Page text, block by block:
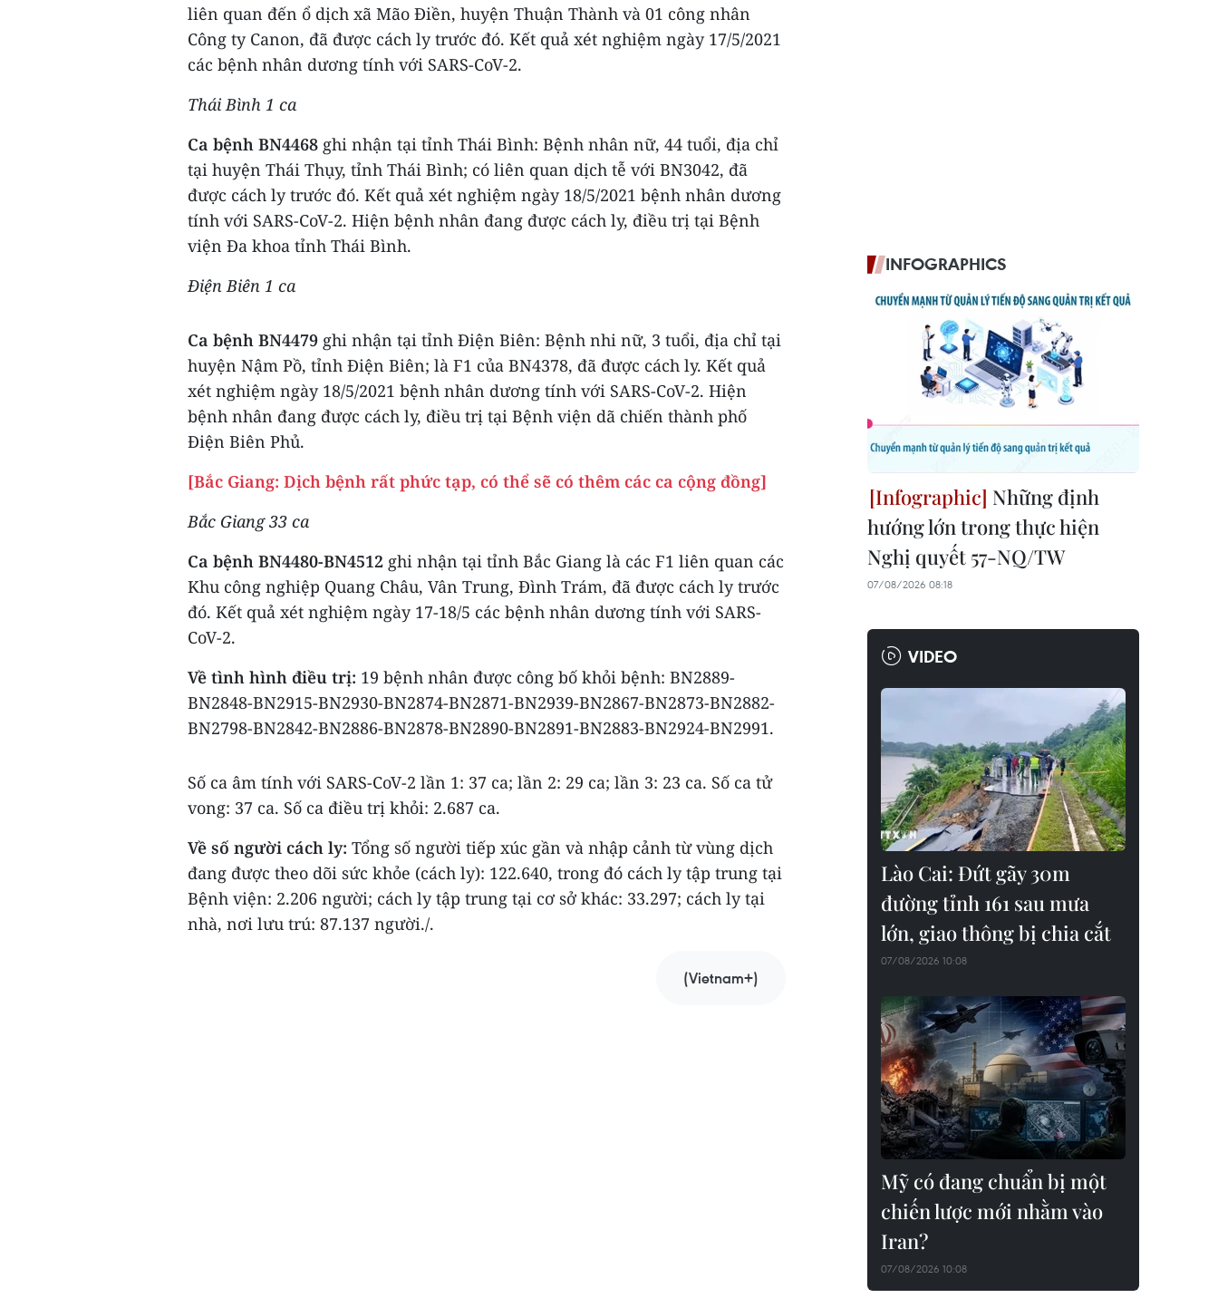
liên quan đến ổ dịch xã Mão Điền, huyện Thuận Thành và 01 công nhân
Công ty Canon, đã được cách ly trước đó. Kết quả xét nghiệm ngày 17/5/2021
các bệnh nhân dương tính với SARS-CoV-2.
Thái Bình 1 ca
Ca bệnh BN4468 ghi nhận tại tỉnh Thái Bình: Bệnh nhân nữ, 44 tuổi, địa chỉ
tại huyện Thái Thụy, tỉnh Thái Bình; có liên quan dịch tễ với BN3042, đã
được cách ly trước đó. Kết quả xét nghiệm ngày 18/5/2021 bệnh nhân dương
tính với SARS-CoV-2. Hiện bệnh nhân đang được cách ly, điều trị tại Bệnh
viện Đa khoa tỉnh Thái Bình.
Điện Biên 1 ca
Ca bệnh BN4479 ghi nhận tại tỉnh Điện Biên: Bệnh nhi nữ, 3 tuổi, địa chỉ tại
huyện Nậm Pồ, tỉnh Điện Biên; là F1 của BN4378, đã được cách ly. Kết quả
xét nghiệm ngày 18/5/2021 bệnh nhân dương tính với SARS-CoV-2. Hiện
bệnh nhân đang được cách ly, điều trị tại Bệnh viện dã chiến thành phố
Điện Biên Phủ.
[Bắc Giang: Dịch bệnh rất phức tạp, có thể sẽ có thêm các ca cộng đồng]
Bắc Giang 33 ca
Ca bệnh BN4480-BN4512 ghi nhận tại tỉnh Bắc Giang là các F1 liên quan các
Khu công nghiệp Quang Châu, Vân Trung, Đình Trám, đã được cách ly trước
đó. Kết quả xét nghiệm ngày 17-18/5 các bệnh nhân dương tính với SARS-
CoV-2.
Về tình hình điều trị: 19 bệnh nhân được công bố khỏi bệnh: BN2889-
BN2848-BN2915-BN2930-BN2874-BN2871-BN2939-BN2867-BN2873-BN2882-
BN2798-BN2842-BN2886-BN2878-BN2890-BN2891-BN2883-BN2924-BN2991.
Số ca âm tính với SARS-CoV-2 lần 1: 37 ca; lần 2: 29 ca; lần 3: 23 ca. Số ca tử
vong: 37 ca. Số ca điều trị khỏi: 2.687 ca.
Về số người cách ly: Tổng số người tiếp xúc gần và nhập cảnh từ vùng dịch
đang được theo dõi sức khỏe (cách ly): 122.640, trong đó cách ly tập trung tại
Bệnh viện: 2.206 người; cách ly tập trung tại cơ sở khác: 33.297; cách ly tại
nhà, nơi lưu trú: 87.137 người./.
(Vietnam+)
INFOGRAPHICS
Những định
hướng lớn trong thực hiện
Nghị quyết 57-NQ/TW
07/08/2026 08:18
VIDEO
Lào Cai: Đứt gãy 30m
đường tỉnh 161 sau mưa
lớn, giao thông bị chia cắt
07/08/2026 10:08
Mỹ có đang chuẩn bị một
chiến lược mới nhằm vào
Iran?
07/08/2026 10:08